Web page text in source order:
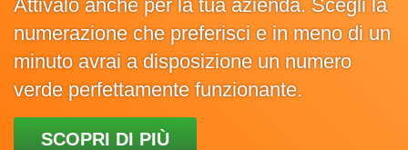
Attivalo anche per la tua azienda. Scegli la
numerazione che preferisci e in meno di un
minuto avrai a disposizione un numero
verde perfettamente funzionante.
SCOPRI DI PIÙ